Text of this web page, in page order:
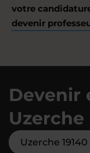
votre
devenir
Devenir
Uzerche